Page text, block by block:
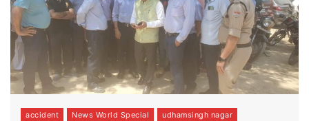
accident News World Special
udhamsingh nagar